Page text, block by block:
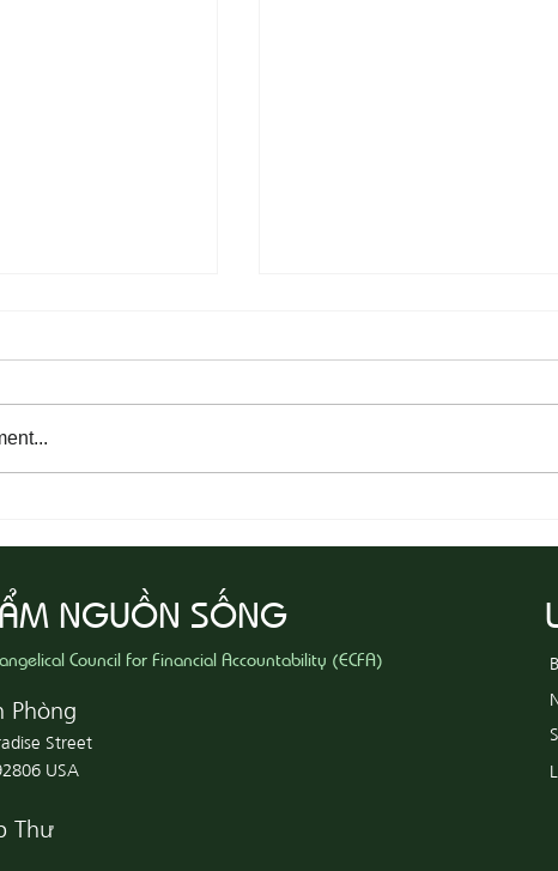
NGUỒN SỐNG
Council for Financial Accountability (ECFA)
Phòng
Street
USA
Thư